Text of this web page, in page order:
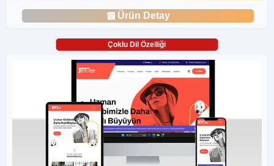
Ürün Detay
Çoklu Dil Özelliği